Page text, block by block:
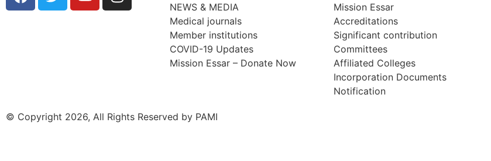
NEWS & MEDIA
Medical journals
Member institutions
COVID-19 Updates
Mission Essar – Donate Now
Mission Essar
Accreditations
Significant contribution
Committees
Affiliated Colleges
Incorporation Documents
Notification
© Copyright 2026, All Rights Reserved by PAMI